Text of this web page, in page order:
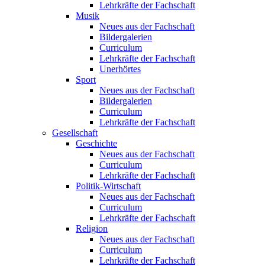
Lehrkräfte der Fachschaft
Musik
Neues aus der Fachschaft
Bildergalerien
Curriculum
Lehrkräfte der Fachschaft
Unerhörtes
Sport
Neues aus der Fachschaft
Bildergalerien
Curriculum
Lehrkräfte der Fachschaft
Gesellschaft
Geschichte
Neues aus der Fachschaft
Curriculum
Lehrkräfte der Fachschaft
Politik-Wirtschaft
Neues aus der Fachschaft
Curriculum
Lehrkräfte der Fachschaft
Religion
Neues aus der Fachschaft
Curriculum
Lehrkräfte der Fachschaft